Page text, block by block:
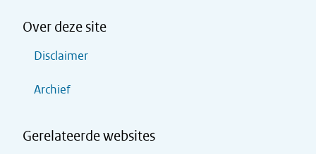
Over deze site
Disclaimer
Archief
Gerelateerde websites